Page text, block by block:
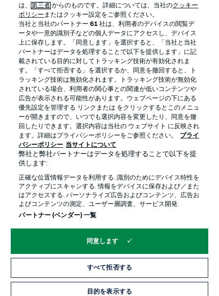
プライバシー・ポリシー 優先設定を管理する
利用条件 放送局
求人 選手
当サイトについて
© 2026 Bundesliga-Gruppe GmbH
言語をお選びください
Display Mode
は、第三者 からのものです。詳細については、当社のクッキー
ポリシー またはクッキー設定をご参照ください。
当社と当社のパートナー61 社は、利用者のデバイスの閲覧デ
ータや一意的識別子などの個人データにアクセスし、デバイス
上に保存します。「同意します」を選択すると、「当社と当社
パートナーはデータを処理することで以下を提供します」に記
載されている目的に対してトラッキング技術が有効化されま
す。「すべて拒否する」を選択するか、同意を撤回すると、ト
ラッキング技術は無効化されます。トラッキング技術が無効化
されている場合、利用者の関心事との関連が低いコンテンツや
広告が表示される可能性があります。ウェブページの下にある
優先設定を管理する リンクまたは をクリックするとこのメニュ
ーが開きますので、いつでも選択内容を変更したり、同意を撤
回したりできます。選択内容は当社の ウェブサイト に反映され
ます。詳細はプライバシーポリシーをご参照ください。
プライ
バシーポリシー 当サイトについて
弊社と弊社パートナーはデータを処理することで以下を提
供します:
正確な位置情報データを利用する. 識別のためにデバイス特性を
アクティブにスキャンする. 情報をデバイスに保存および／また
はアクセスする. パーソナライズ広告およびコンテンツ、広告お
よびコンテンツの測定、ユーザー層調査、サービス開発.
パートナー (ベンダー) 一覧
同意します
すべて拒否する
目的を表示する